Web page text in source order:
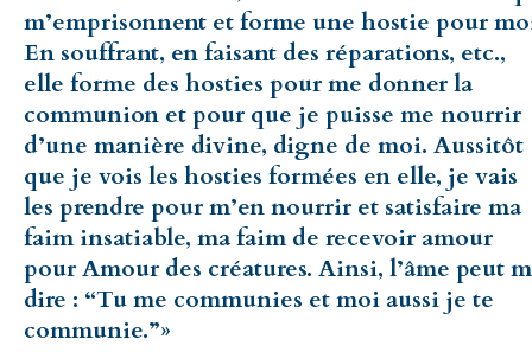
m’emprisonnent et forme une hostie pour
En souffrant, en faisant des réparations, etc.,
elle forme des hosties pour me donner la
communion et pour que je puisse me nourrir
d’une manière divine, digne de moi. Aussitôt
que je vois les hosties formées en elle, je vais
les prendre pour m’en nourrir et satisfaire ma
faim insatiable, ma faim de recevoir amour
pour Amour des créatures. Ainsi, l’âme peut
dire : “Tu me communies et moi aussi je te
communie.”»